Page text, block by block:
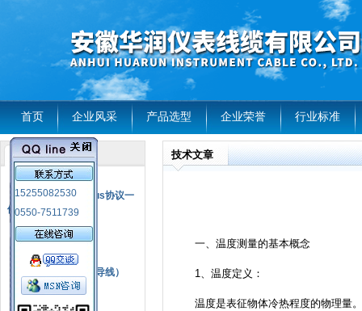
首页 企业风采 产品选型 企业荣誉 行业标准
15255082530
0550-7511739
产品列表
风电温度传感器
RS485通讯modbus协议一
体化现场智能仪表
热电偶
热电偶补偿电缆（导线）
振动传感器
技术文章
一、温度测量的基本概念
1、温度定义：
温度是表征物体冷热程度的物理量